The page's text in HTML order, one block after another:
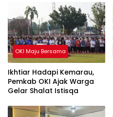
OKI Maju Bersama
Ikhtiar Hadapi Kemarau,
Pemkab OKI Ajak Warga
Gelar Shalat Istisqa